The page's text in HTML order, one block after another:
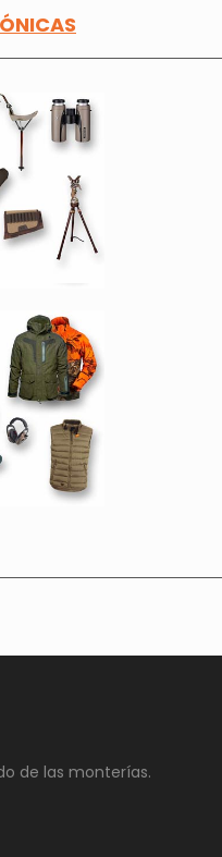
de las monterías.